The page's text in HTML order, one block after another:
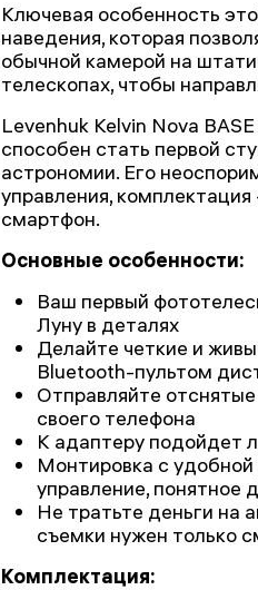
Ключевая особенность
наведения, которая
обычной камерой на
телескопах, чтобы
Levenhuk Kelvin Nova
способен стать первой
астрономии. Его
управления,
смартфон.
Основные особенности:
Ваш первый
Луну в деталях
Делайте четкие и
Bluetooth-пультом
Отправляйте
своего телефона
К адаптеру подойдет
Монтировка с удобной
управление, понятное
Не тратьте деньги на
съемки нужен только
Комплектация: